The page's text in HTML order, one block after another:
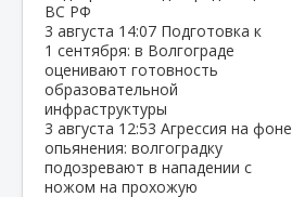
ВС РФ
3 августа 14:07 Подготовка к
1 сентября: в Волгограде
оценивают готовность
образовательной
инфраструктуры
3 августа 12:53 Агрессия на фоне
опьянения: волгоградку
подозревают в нападении с
ножом на прохожую